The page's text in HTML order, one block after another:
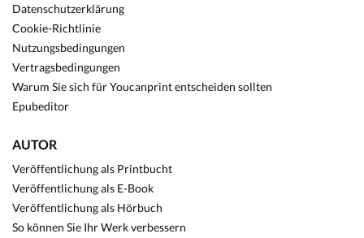
Datenschutzerklärung
Cookie-Richtlinie
Nutzungsbedingungen
Vertragsbedingungen
Warum Sie sich für Youcanprint entscheiden sollten
Epubeditor
AUTOR
Veröffentlichung als Printbucht
Veröffentlichung als E-Book
Veröffentlichung als Hörbuch
So können Sie Ihr Werk verbessern